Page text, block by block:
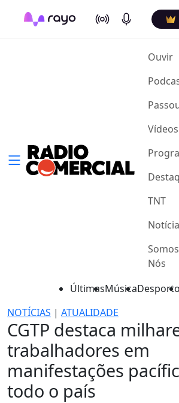
On Air Podcasts
Ouvir
Vídeos
TNT
Somos
Nós
ÚltimasMúsicaDesporto
NOTÍCIAS | ATUALIDADE
CGTP destaca
trabalhadores em
manifestações
todo o país